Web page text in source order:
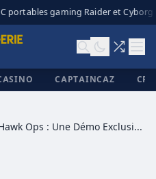
portables gaming Raider et Cyborg
CAPTAINCAZ
Delta Force Hawk Ops : Une Démo Exclusive à la TwitchCon Europe 2024